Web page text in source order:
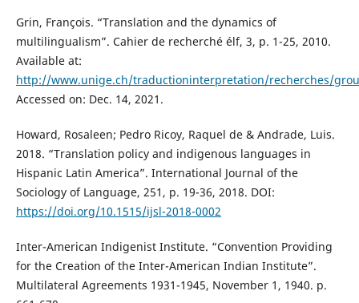
Grin, François. “Translation and the dynamics of
multilingualism”. Cahier de recherché élf, 3, p. 1-25, 2010.
Available at:
http://www.unige.ch/traductioninterpretation/recherches/
Accessed on: Dec. 14, 2021.
Howard, Rosaleen; Pedro Ricoy, Raquel de & Andrade, Luis.
2018. “Translation policy and indigenous languages in
Hispanic Latin America”. International Journal of the
Sociology of Language, 251, p. 19-36, 2018. DOI:
https://doi.org/10.1515/ijsl-2018-0002
Inter-American Indigenist Institute. “Convention Providing
for the Creation of the Inter-American Indian Institute”.
Multilateral Agreements 1931-1945, November 1, 1940. p.